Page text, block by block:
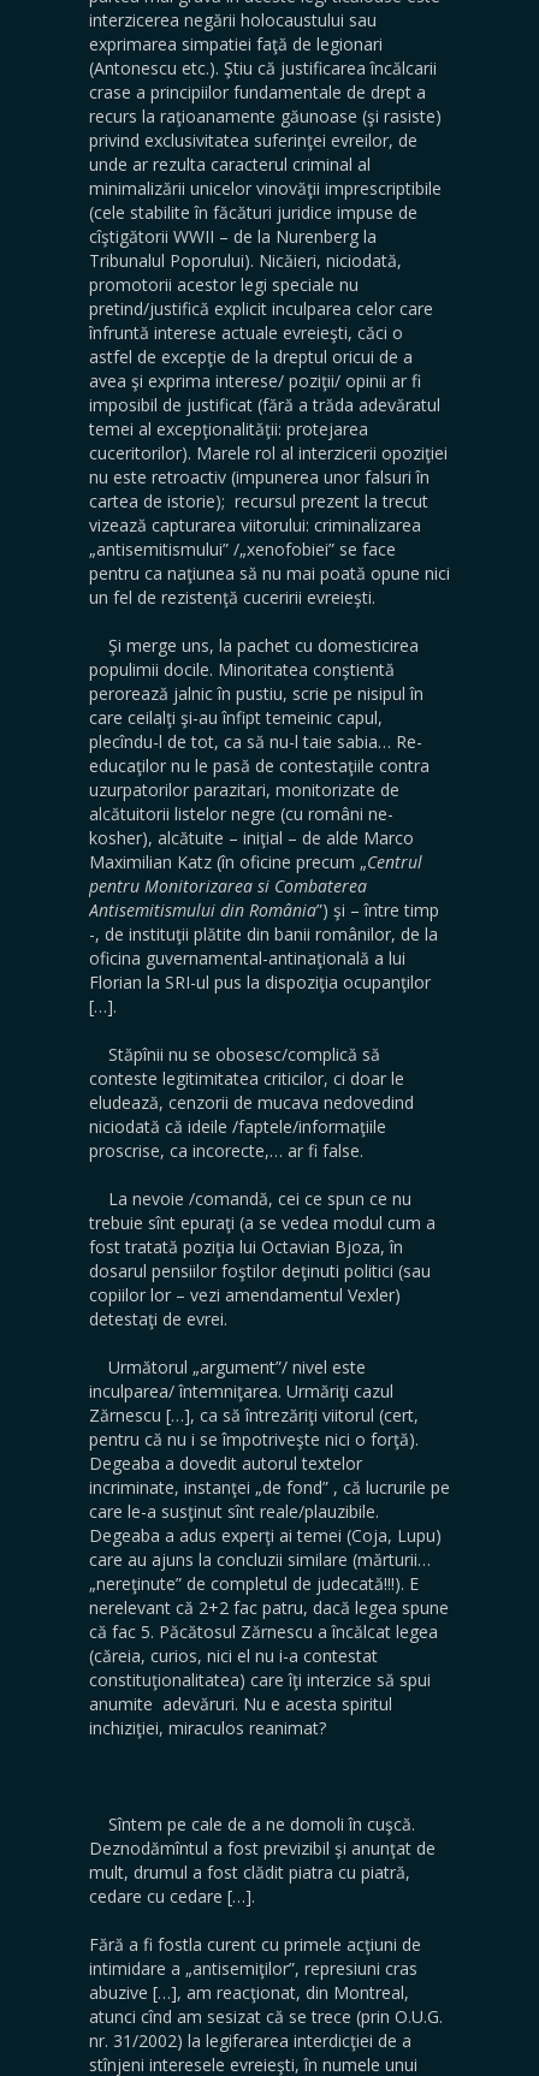
interzicerea negării holocaustului sau
exprimarea simpatiei faţă de legionari
(Antonescu etc.). Ştiu că justificarea încălcarii
crase a principiilor fundamentale de drept a
recurs la raţioanamente găunoase (şi rasiste)
privind exclusivitatea suferinţei evreilor, de
unde ar rezulta caracterul criminal al
minimalizării unicelor vinovăţii imprescriptibile
(cele stabilite în făcături juridice impuse de
cîştigătorii WWII – de la Nurenberg la
Tribunalul Poporului). Nicăieri, niciodată,
promotorii acestor legi speciale nu
pretind/justifică explicit inculparea celor care
înfruntă interese actuale evreieşti, căci o
astfel de excepţie de la dreptul oricui de a
avea şi exprima interese/ poziţii/ opinii ar fi
imposibil de justificat (fără a trăda adevăratul
temei al excepţionalităţii: protejarea
cuceritorilor). Marele rol al interzicerii opoziţiei
nu este retroactiv (impunerea unor falsuri în
cartea de istorie); recursul prezent la trecut
vizează capturarea viitorului: criminalizarea
„antisemitismului” /„xenofobiei” se face
pentru ca naţiunea să nu mai poată opune nici
un fel de rezistenţă cuceririi evreieşti.
Şi merge uns, la pachet cu domesticirea
populimii docile. Minoritatea conştientă
perorează jalnic în pustiu, scrie pe nisipul în
care ceilalţi şi-au înfipt temeinic capul,
plecîndu-l de tot, ca să nu-l taie sabia… Re-
educaţilor nu le pasă de contestaţiile contra
uzurpatorilor parazitari, monitorizate de
alcătuitorii listelor negre (cu români ne-
kosher), alcătuite – iniţial – de alde Marco
Maximilian Katz (în oficine precum „Centrul
pentru Monitorizarea si Combaterea
Antisemitismului din România”) şi – între timp
-, de instituţii plătite din banii românilor, de la
oficina guvernamental-antinaţională a lui
Florian la SRI-ul pus la dispoziţia ocupanţilor
[…].
Stăpînii nu se obosesc/complică să
conteste legitimitatea criticilor, ci doar le
eludează, cenzorii de mucava nedovedind
niciodată că ideile /faptele/informaţiile
proscrise, ca incorecte,… ar fi false.
La nevoie /comandă, cei ce spun ce nu
trebuie sînt epuraţi (a se vedea modul cum a
fost tratată poziţia lui Octavian Bjoza, în
dosarul pensiilor foştilor deţinuti politici (sau
copiilor lor – vezi amendamentul Vexler)
detestaţi de evrei.
Următorul „argument”/ nivel este
inculparea/ întemniţarea. Urmăriţi cazul
Zărnescu […], ca să întrezăriţi viitorul (cert,
pentru că nu i se împotriveşte nici o forţă).
Degeaba a dovedit autorul textelor
incriminate, instanţei „de fond” , că lucrurile pe
care le-a susţinut sînt reale/plauzibile.
Degeaba a adus experţi ai temei (Coja, Lupu)
care au ajuns la concluzii similare (mărturii…
„nereţinute” de completul de judecată!!!). E
nerelevant că 2+2 fac patru, dacă legea spune
că fac 5. Păcătosul Zărnescu a încălcat legea
(căreia, curios, nici el nu i-a contestat
constituţionalitatea) care îţi interzice să spui
anumite adevăruri. Nu e acesta spiritul
inchiziţiei, miraculos reanimat?
Sîntem pe cale de a ne domoli în cuşcă.
Deznodămîntul a fost previzibil şi anunţat de
mult, drumul a fost clădit piatra cu piatră,
cedare cu cedare […].
Fără a fi fostla curent cu primele acţiuni de
intimidare a „antisemiţilor”, represiuni cras
abuzive […], am reacţionat, din Montreal,
atunci cînd am sesizat că se trece (prin O.U.G.
nr. 31/2002) la legiferarea interdicţiei de a
stînjeni interesele evreieşti, în numele unui